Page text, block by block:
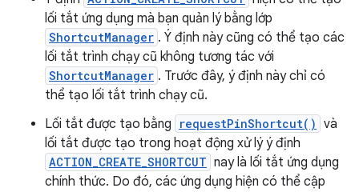
lối tắt ứng dụng mà bạn quản lý bằng lớp
ShortcutManager . Ý định này cũng có thể tạo các
lối tắt trình chạy cũ không tương tác với
ShortcutManager . Trước đây, ý định này chỉ có
thể tạo lối tắt trình chạy cũ.
Lối tắt được tạo bằng
requestPinShortcut() và
lối tắt được tạo trong hoạt động xử lý ý định
ACTION_CREATE_SHORTCUT nay là lối tắt ứng dụng
chính thức. Do đó, các ứng dụng hiện có thể cập